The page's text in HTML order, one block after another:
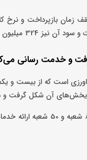
تومان خواهد بود.
و خدمت رسانی
آن شکل گرفت و در
این بانک در حال حاضر